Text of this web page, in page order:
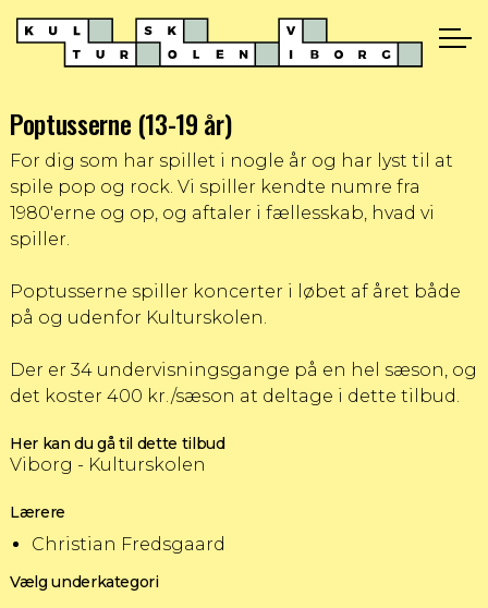
Poptusserne (13-19 år)
For dig som har spillet i nogle år og har lyst til at
spile pop og rock. Vi spiller kendte numre fra
1980'erne og op, og aftaler i fællesskab, hvad vi
spiller.
Poptusserne spiller koncerter i løbet af året både
på og udenfor Kulturskolen.
Der er 34 undervisningsgange på en hel sæson, og
det koster 400 kr./sæson at deltage i dette tilbud.
Her kan du gå til dette tilbud
Viborg - Kulturskolen
Lærere
Christian Fredsgaard
Vælg underkategori